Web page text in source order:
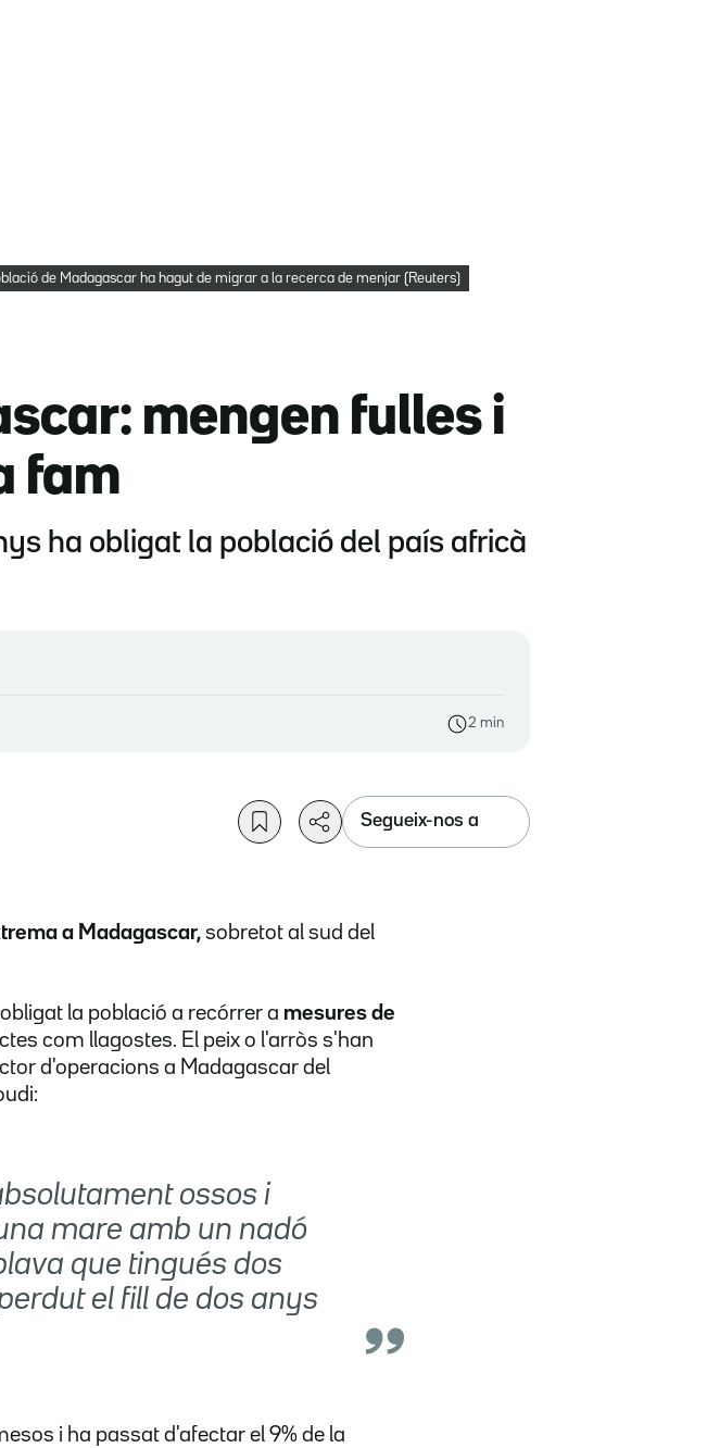
de Madagascar ha hagut de migrar a la recerca de menjar (Reuters)
mengen fulles i
fam
ha obligat la població del país africà
2 min
Segueix-nos a
a Madagascar, sobretot al sud del
la població a recórrer a mesures de
com llagostes. El peix o l'arròs s'han
d'operacions a Madagascar del
ossos i
mare amb un nadó
que tingués dos
el fill de dos anys
i ha passat d'afectar el 9% de la